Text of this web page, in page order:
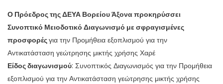
Ο Πρόεδρος της ΔΕΥΑ Βορείου Άξονα προκηρύσσει
Συνοπτικό Μειοδοτικό Διαγωνισμό με σφραγισμένες
προσφορέςγια την Προμήθεια εξοπλισμού για την
Αντικατάσταση γεώτρησης μικτής χρήσης Χαρέ
Είδος διαγωνισμού: Συνοπτικός Διαγωνισμός για την Προμήθεια
εξοπλισμού για την Αντικατάσταση γεώτρησης μικτής χρήσης